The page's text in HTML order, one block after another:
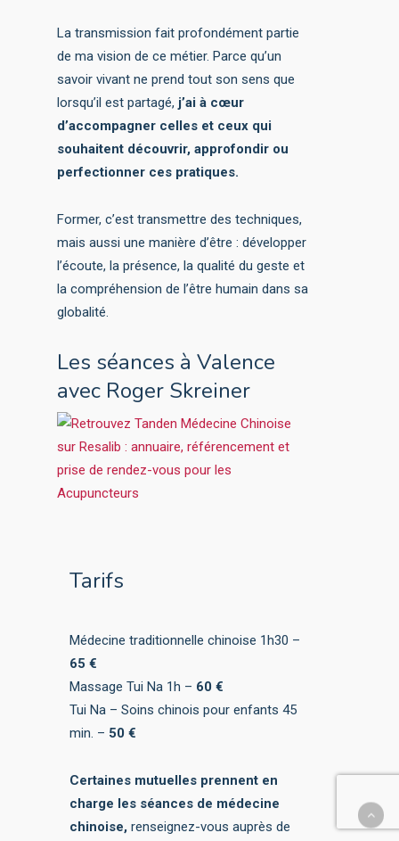
La transmission fait profondément partie
de ma vision de ce métier. Parce qu’un
savoir vivant ne prend tout son sens que
lorsqu’il est partagé, j’ai à cœur
d’accompagner celles et ceux qui
souhaitent découvrir, approfondir ou
perfectionner ces pratiques.
Former, c’est transmettre des techniques,
mais aussi une manière d’être : développer
l’écoute, la présence, la qualité du geste et
la compréhension de l’être humain dans sa
globalité.
Les séances à Valence
avec Roger Skreiner
Tarifs
Médecine traditionnelle chinoise 1h30 –
65 €
Massage Tui Na 1h – 60 €
Tui Na – Soins chinois pour enfants 45
min. – 50 €
Certaines mutuelles prennent en
charge les séances de médecine
chinoise,renseignez-vous auprès de